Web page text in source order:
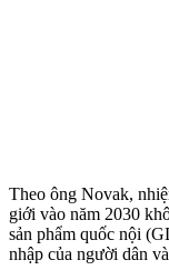
Theo ông Novak,
giới vào năm 2030
sản phẩm quốc nội
nhập của người dân